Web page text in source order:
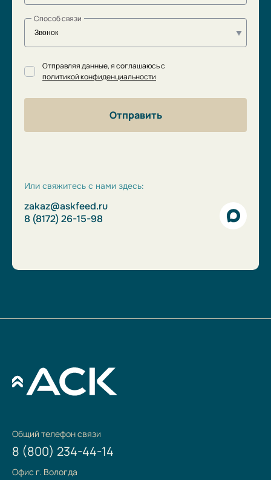
Способ связи
Отправляя данные, я соглашаюсь с
политикой конфиденциальности
Отправить
Или свяжитесь с нами здесь:
zakaz@askfeed.ru
8 (8172) 26-15-98
Общий телефон связи
8 (800) 234-44-14
Офис г. Вологда